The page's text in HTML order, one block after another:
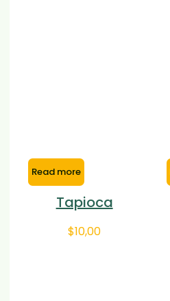
Read more
Tapioca
$10,00